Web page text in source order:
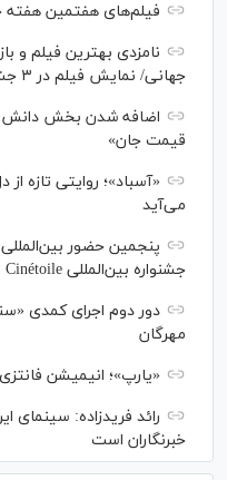
فیلم‌های هفتمین هفته
جهانی/ نمایش فیلم در ۳ جشنواره دیگر
اضافه شدن بخش دانش
قیمت جان»
«آسباد»؛ روایتی تازه
می‌آید
پنجمین حضور
جشنواره بین‌المللی Cinétoile تونس
دور دوم اجرای کمدی
مهرگان
«یارپ»؛ انیمیشن
رائد فریدزاده: سینمای
خبرنگاران است